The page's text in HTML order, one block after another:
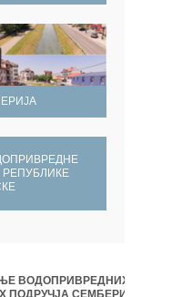
РЕПУБЛИКЕ
ВОДОПРИВРЕДНИХ
ПОДРУЧЈА СЕМБЕРИЈЕ,